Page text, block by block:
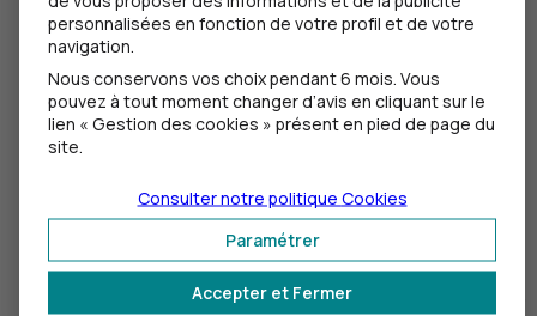
tels risques, l’assurance propriétaire bailleur offre
une protection essentielle.
Assurer la sécurité de votre maison : nos
conseils
2minutesmin
Alarmes et caméras permettent d’améliorer la
sécurité de votre maison, en vous protégeant contre
personnalisées en fonction de votre profil et de votre
navigation.
Nous conservons vos choix pendant 6 mois. Vous
pouvez à tout moment changer d’avis en cliquant sur le
lien « Gestion des cookies » présent en pied de page du
site.
Accepter et Fermer
Paramétrer
Consulter notre politique Cookies